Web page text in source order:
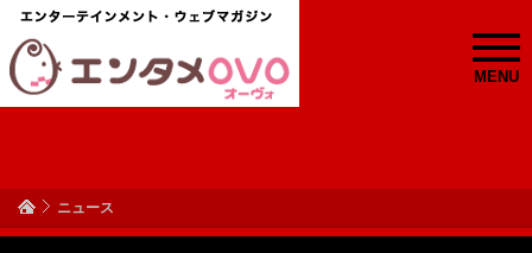
MENU
ニュース